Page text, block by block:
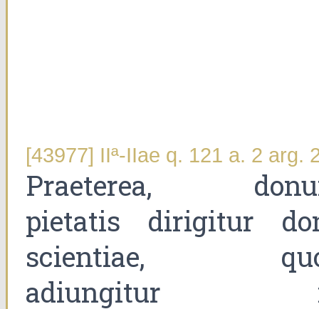
[43977] IIª-IIae q. 121 a. 2 arg.
Praeterea,
pietatis dirigitur
scientiae,
adiungitur